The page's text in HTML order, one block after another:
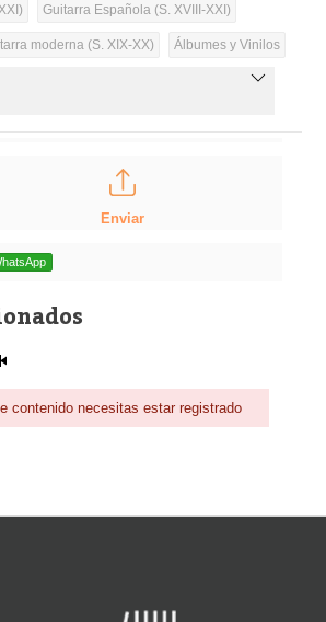
Guitarra Española (S. XVIII-XXI)
moderna (S. XIX-XX) Álbumes y Vinilos
Enviar
contenido necesitas estar registrado